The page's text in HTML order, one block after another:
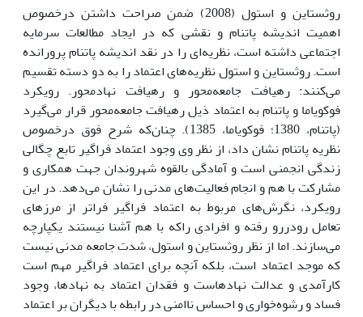
روثستاین و استول (2008) ضمن صراحت داشتن درخصوص
اهمیت اندیشه پاتنام و نقشی که در ایجاد مطالعات سرمایه
اجتماعی داشته است، نظریه‌ای را در نقد اندیشه پاتنام پرورانده
است. روثستاین و استول نظریه‌های اعتماد را به دو دسته تقسیم
می‌کنند: رهیافت جامعه‌محور و رهیافت نهادمحور. رویکرد
فوکویاما و پاتنام به اعتماد ذیل رهیافت جامعه‌محور قرار می‌گیرد
(پاتنام، 1380؛ فوکویاما، 1385). چنان‌که شرح فوق درخصوص
نظریه پاتنام نشان داد، از نظر وی وجود اعتماد فراگیر تابع چگالی
زندگی انجمنی است و آمادگی بالقوه شهروندان جهت همکاری و
مشارکت با هم و انجام فعالیت‌های مدنی را نشان می‌دهد. در این
رویکرد، نگرش‌های مربوط به اعتماد فراگیر فراتر از مرزهای
تعامل رودررو رفته و افرادی راکه با هم آشنا نیستند یکپارچه
می‌سازند. اما از نظر روثستاین و استول، شدت جامعه مدنی نیست
که موجد اعتماد است، بلکه آن‎چه برای اعتماد فراگیر مهم است
کارآمدی و عدالت نهادهاست و فقدان اعتماد به نهادها، وجود
فساد و رشوه‌خواری و احساس ناامنی در رابطه با دیگران بر اعتماد